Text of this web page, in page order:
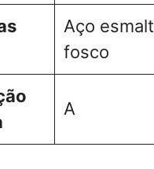
Aço
fosco
A